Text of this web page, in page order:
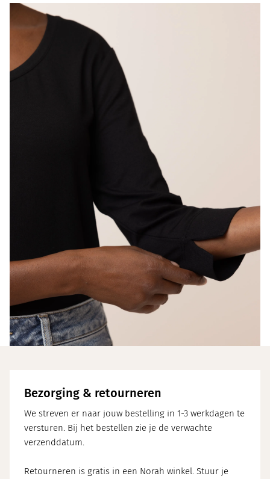
Mouwlengte
Artikelnummer
217372-001
Bezorging & retourneren
We streven er naar jouw bestelling in 1-3 werkdagen te
versturen. Bij het bestellen zie je de verwachte
verzenddatum.
Retourneren is gratis in een Norah winkel. Stuur je